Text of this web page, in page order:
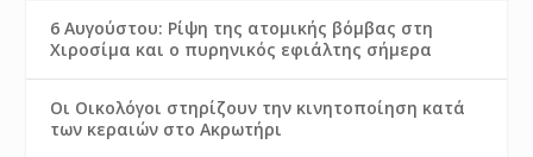
6 Αυγούστου: Ρίψη της ατομικής βόμβας στη
Χιροσίμα και ο πυρηνικός εφιάλτης σήμερα
Οι Οικολόγοι στηρίζουν την κινητοποίηση κατά
των κεραιών στο Ακρωτήρι